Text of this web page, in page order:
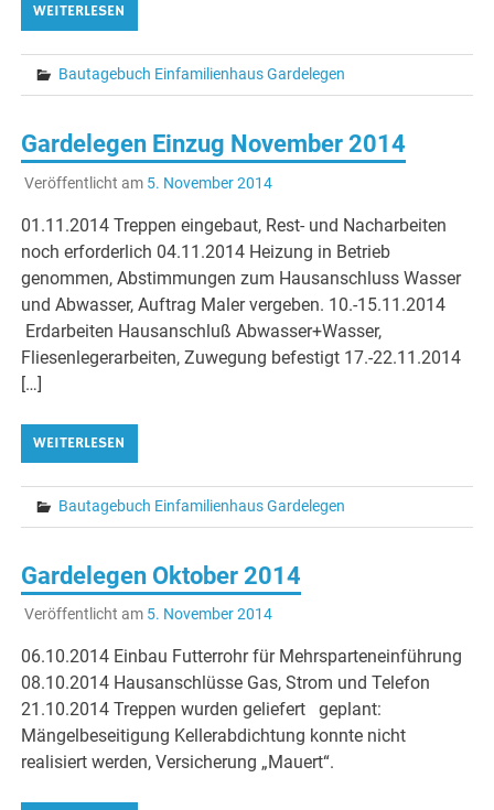
WEITERLESEN
Bautagebuch Einfamilienhaus Gardelegen
Gardelegen Einzug November 2014
Veröffentlicht am 5. November 2014
01.11.2014 Treppen eingebaut, Rest- und Nacharbeiten
noch erforderlich 04.11.2014 Heizung in Betrieb
genommen, Abstimmungen zum Hausanschluss Wasser
und Abwasser, Auftrag Maler vergeben. 10.-15.11.2014
Erdarbeiten Hausanschluß Abwasser+Wasser,
Fliesenlegerarbeiten, Zuwegung befestigt 17.-22.11.2014
[…]
WEITERLESEN
Bautagebuch Einfamilienhaus Gardelegen
Gardelegen Oktober 2014
Veröffentlicht am 5. November 2014
06.10.2014 Einbau Futterrohr für Mehrsparteneinführung
08.10.2014 Hausanschlüsse Gas, Strom und Telefon
21.10.2014 Treppen wurden geliefert geplant:
Mängelbeseitigung Kellerabdichtung konnte nicht
realisiert werden, Versicherung „Mauert“.